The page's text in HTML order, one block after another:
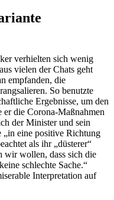
verhielten sich wenig
vielen der Chats geht
empfanden, die
So benutzte
Ergebnisse, um den
die Corona-Maßnahmen
der Minister und sein
„in eine positive Richtung
als ihr „düsterer“
wir wollen, dass sich die
schlechte Sache.“
Interpretation auf